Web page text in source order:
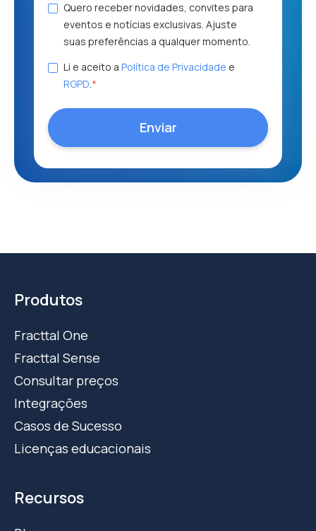
Quero receber novidades, convites para
eventos e notícias exclusivas. Ajuste
suas preferências a qualquer momento.
Li e aceito a Política de Privacidade e
RGPD.*
Produtos
Fracttal One
Fracttal Sense
Consultar preços
Integrações
Casos de Sucesso
Licenças educacionais
Recursos